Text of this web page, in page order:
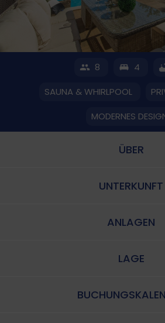
8 4
SAUNA & WHIRLPOOL
MODERNES
ÜBER
UNTERKUNFT
ANLAGEN
LAGE